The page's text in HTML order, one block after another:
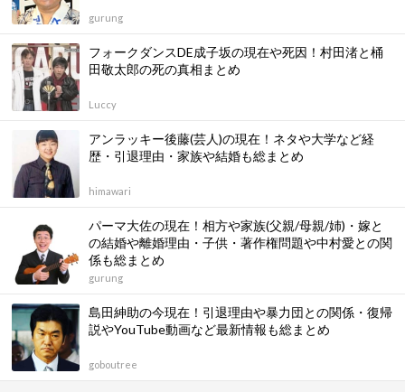
gurung
フォークダンスDE成子坂の現在や死因！村田渚と桶
田敬太郎の死の真相まとめ
Luccy
アンラッキー後藤(芸人)の現在！ネタや大学など経
歴・引退理由・家族や結婚も総まとめ
himawari
パーマ大佐の現在！相方や家族(父親/母親/姉)・嫁と
の結婚や離婚理由・子供・著作権問題や中村愛との関
係も総まとめ
gurung
島田紳助の今現在！引退理由や暴力団との関係・復帰
説やYouTube動画など最新情報も総まとめ
goboutree